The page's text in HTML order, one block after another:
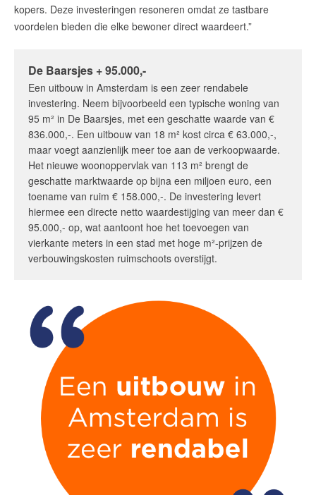
kopers. Deze investeringen resoneren omdat ze tastbare
voordelen bieden die elke bewoner direct waardeert.”
De Baarsjes + 95.000,-
Een uitbouw in Amsterdam is een zeer rendabele
investering. Neem bijvoorbeeld een typische woning van
95 m² in De Baarsjes, met een geschatte waarde van €
836.000,-. Een uitbouw van 18 m² kost circa € 63.000,-,
maar voegt aanzienlijk meer toe aan de verkoopwaarde.
Het nieuwe woonoppervlak van 113 m² brengt de
geschatte marktwaarde op bijna een miljoen euro, een
toename van ruim € 158.000,-. De investering levert
hiermee een directe netto waardestijging van meer dan €
95.000,- op, wat aantoont hoe het toevoegen van
vierkante meters in een stad met hoge m²-prijzen de
verbouwingskosten ruimschoots overstijgt.